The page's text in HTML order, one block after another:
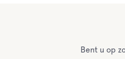
Bent u op